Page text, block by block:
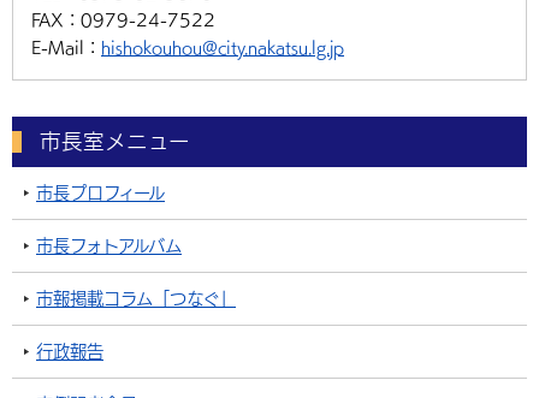
FAX： 0979-24-7522
E-Mail： hishokouhou@city.nakatsu.lg.jp
市長室メニュー
市長プロフィール
市長フォトアルバム
市報掲載コラム「つなぐ」
行政報告